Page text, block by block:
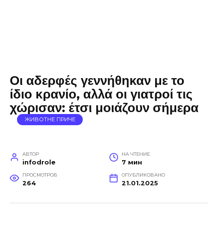
Οι αδερφές γεννήθηκαν με το
ίδιο κρανίο, αλλά οι γιατροί τις
χώρισαν: έτσι μοιάζουν σήμερα
ЖИВОТНЕ ПРИЧЕ
АВТОР
infodrole
НА ЧТЕНИЕ
7 мин
ПРОСМОТРОВ
264
ОПУБЛИКОВАНО
21.01.2025